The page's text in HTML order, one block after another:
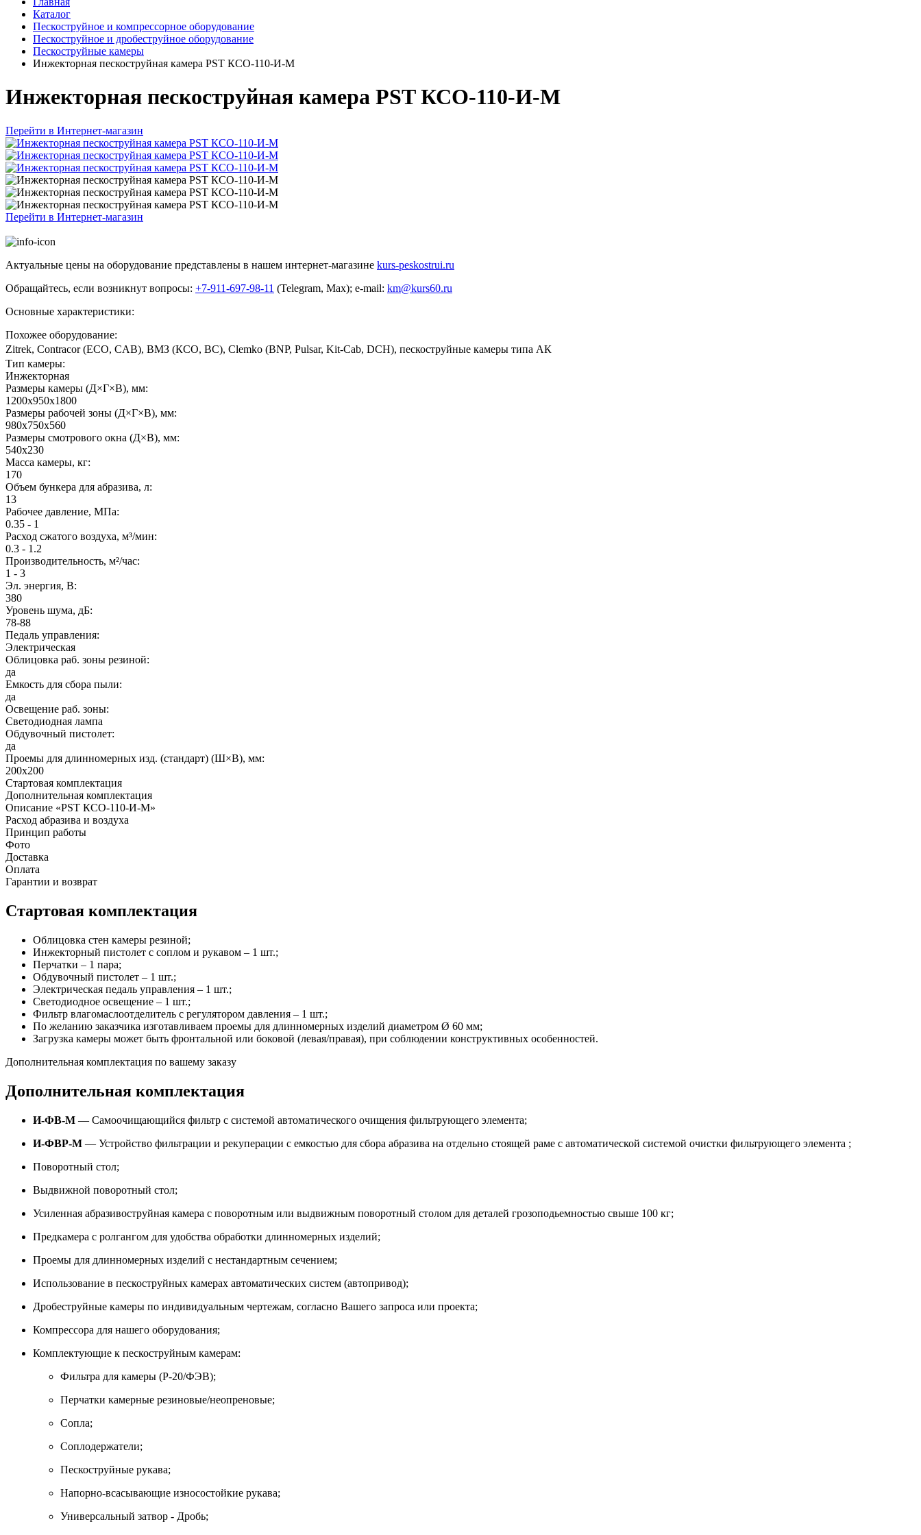
Каталог
Пескоструйное и компрессорное оборудование
Пескоструйное и дробеструйное оборудование
Пескоструйные камеры
Инжекторная пескоструйная камера PST КСО-110-И-М
Инжекторная пескоструйная камера PST КСО-110-И-М
Перейти в Интернет-магазин
Перейти в Интернет-магазин
Актуальные цены на оборудование представлены в нашем интернет-магазине kurs-peskostrui.ru
Обращайтесь, если возникнут вопросы: +7-911-697-98-11 (Telegram, Max); e-mail: km@kurs60.ru
Основные характеристики:
Похожее оборудование:
Zitrek, Contracor (ECO, CAB), ВМЗ (КСО, ВС), Clemko (BNP, Pulsar, Kit-Cab, DCH), пескоструйные камеры типа АК
Тип камеры:
Инжекторная
Размеры камеры (Д×Г×В), мм:
1200x950x1800
Размеры рабочей зоны (Д×Г×В), мм:
980x750x560
Размеры смотрового окна (Д×В), мм:
540x230
Масса камеры, кг:
170
Объем бункера для абразива, л:
13
Рабочее давление, МПа:
0.35 - 1
Расход сжатого воздуха, м³/мин:
0.3 - 1.2
Производительность, м²/час:
1 - 3
Эл. энергия, В:
380
Уровень шума, дБ:
78-88
Педаль управления:
Электрическая
Облицовка раб. зоны резиной:
да
Емкость для сбора пыли:
да
Освещение раб. зоны:
Светодиодная лампа
Обдувочный пистолет:
да
Проемы для длинномерных изд. (стандарт) (Ш×В), мм:
200x200
Стартовая комплектация
Дополнительная комплектация
Описание «PST КСО-110-И-М»
Расход абразива и воздуха
Принцип работы
Фото
Доставка
Оплата
Гарантии и возврат
Стартовая комплектация
Облицовка стен камеры резиной;
Инжекторный пистолет с соплом и рукавом – 1 шт.;
Перчатки – 1 пара;
Обдувочный пистолет – 1 шт.;
Электрическая педаль управления – 1 шт.;
Светодиодное освещение – 1 шт.;
Фильтр влагомаслоотделитель с регулятором давления – 1 шт.;
По желанию заказчика изготавливаем проемы для длинномерных изделий диаметром Ø 60 мм;
Загрузка камеры может быть фронтальной или боковой (левая/правая), при соблюдении конструктивных особенностей.
Дополнительная комплектация по вашему заказу
Дополнительная комплектация
И-ФВ-М — Самоочищающийся фильтр с системой автоматического очищения фильтрующего элемента;
И-ФВР-М — Устройство фильтрации и рекуперации с емкостью для сбора абразива на отдельно стоящей раме с автоматической системой очистки фильтрующего элемента ;
Поворотный стол;
Выдвижной поворотный стол;
Усиленная абразивоструйная камера с поворотным или выдвижным поворотный столом для деталей грозоподьемностью свыше 100 кг;
Предкамера с ролгангом для удобства обработки длинномерных изделий;
Проемы для длинномерных изделий с нестандартным сечением;
Использование в пескоструйных камерах автоматических систем (автопривод);
Дробеструйные камеры по индивидуальным чертежам, согласно Вашего запроса или проекта;
Компрессора для нашего оборудования;
Комплектующие к пескоструйным камерам:
Фильтра для камеры (Р-20/ФЭВ);
Перчатки камерные резиновые/неопреновые;
Сопла;
Соплодержатели;
Пескоструйные рукава;
Напорно-всасывающие износостойкие рукава;
Универсальный затвор - Дробь;